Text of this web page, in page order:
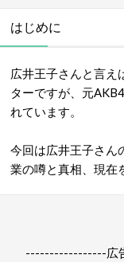
はじめに
広井王子さんと言え
ターですが、元
れています。
今回は広井王子さん
業の噂と真相、現在
-----------------広